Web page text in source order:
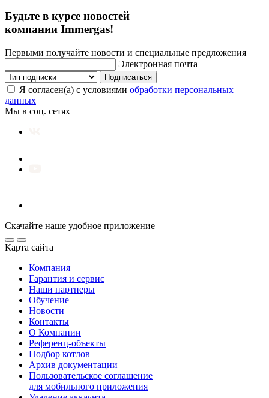
Будьте в курсе новостей
компании Immergas!
Первыми получайте новости и специальные предложения
Электронная почта
Подписаться
Я согласен(а) с условиями обработки персональных
данных
Мы в соц. сетях
Скачайте наше удобное приложение
Карта сайта
Компания
Гарантия и сервис
Наши партнеры
Обучение
Новости
Контакты
О Компании
Референц-объекты
Подбор котлов
Архив документации
Пользовательское соглашение
для мобильного приложения